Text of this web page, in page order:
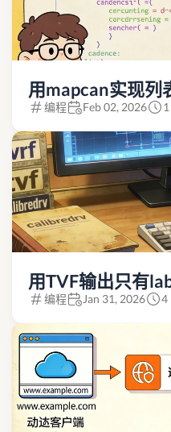
用mapcan实现
编程 Feb 02, 2026
用TVF输出只有
编程 Jan 31, 2026 4